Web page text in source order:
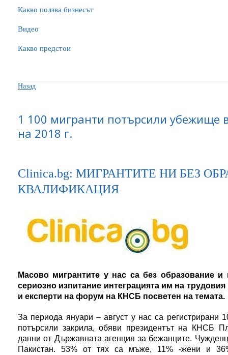
Какво ползва бизнесът
Видео
Какво предстои
Назад
1 100 мигранти потърсили убежище
на 2018 г.
Clinica.bg: МИГРАНТИТЕ НИ БЕЗ
КВАЛИФИКАЦИЯ
Maсово мигрантите у нас са без образование
сериозно изпитание интеграцията им на
и експерти на форум на КНСБ посветен на темата.
За периода януари – август у нас са регистрирани
потърсили закрила, обяви президентът на КНСБ
данни от Държавната агенция за бежанците.
Пакистан. 53% от тях са мъже, 11% -жени и